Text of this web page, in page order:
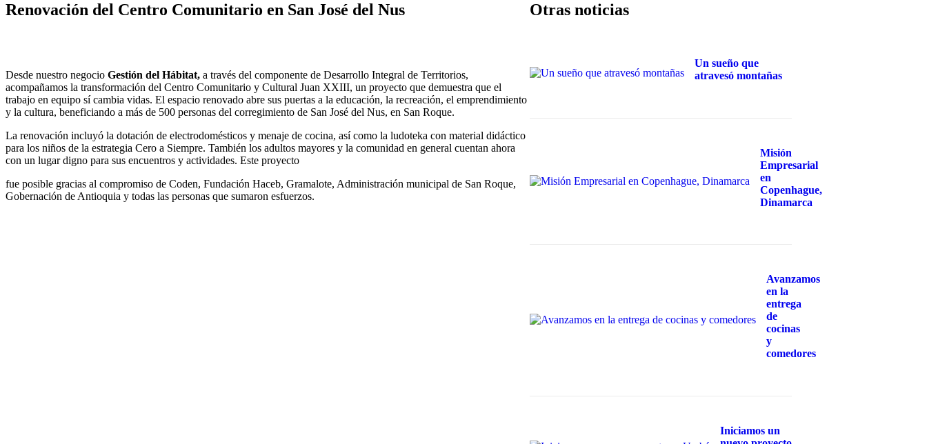
Renovación del Centro Comunitario en San José del Nus
Desde nuestro negocio Gestión del Hábitat, a través del componente de Desarrollo Integral de Territorios,
acompañamos la transformación del Centro Comunitario y Cultural Juan XXIII, un proyecto que demuestra que el
trabajo en equipo sí cambia vidas. El espacio renovado abre sus puertas a la educación, la recreación, el emprendimiento
y la cultura, beneficiando a más de 500 personas del corregimiento de San José del Nus, en San Roque.
La renovación incluyó la dotación de electrodomésticos y menaje de cocina, así como la ludoteka con material didáctico
para los niños de la estrategia Cero a Siempre. También los adultos mayores y la comunidad en general cuentan ahora
con un lugar digno para sus encuentros y actividades. Este proyecto
fue posible gracias al compromiso de Coden, Fundación Haceb, Gramalote, Administración municipal de San Roque,
Gobernación de Antioquia y todas las personas que sumaron esfuerzos.
Otras noticias
Un sueño que
atravesó montañas
Misión
Empresarial
en
Copenhague,
Dinamarca
Avanzamos
en la
entrega
de
cocinas
y
comedores
Iniciamos un